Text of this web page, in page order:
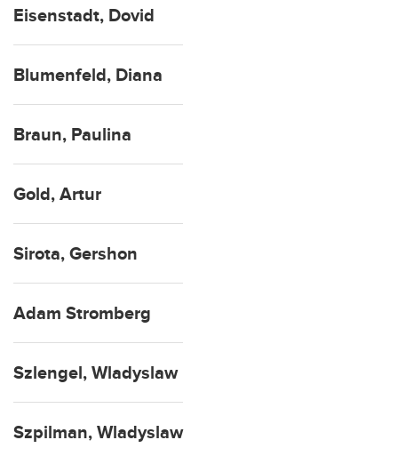
Eisenstadt, Dovid
Blumenfeld, Diana
Braun, Paulina
Gold, Artur
Sirota, Gershon
Adam Stromberg
Szlengel, Wladyslaw
Szpilman, Wladyslaw